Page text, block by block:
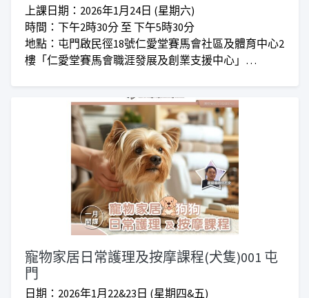
上課日期：2026年1月24日 (星期六)
時間：下午2時30分 至 下午5時30分
地點：屯門啟民徑18號仁愛堂賽馬會社區及體育中心2
樓「仁愛堂賽馬會職涯發展及創業支援中心」
***仁愛堂員工可享額外優惠***
寵物家居日常護理及按摩課程(犬隻)001 屯
門
日期：2026年1月22&23日 (星期四&五)